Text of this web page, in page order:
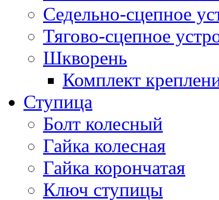
Седельно-сцепное
Тягово-сцепное
Шкворень
Комплект
Ступица
Болт колесный
Гайка колесная
Гайка корончатая
Ключ ступицы